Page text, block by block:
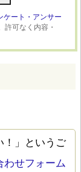
ケート・アンサー
許可なく内容・
！」というご
わせフォーム